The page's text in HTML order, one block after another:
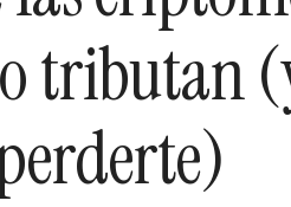
tributan